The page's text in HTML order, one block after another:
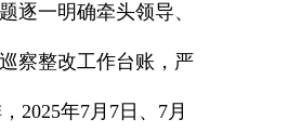
逐一明确牵头领导、
察整改工作台账，严
2025年7月7日、7月